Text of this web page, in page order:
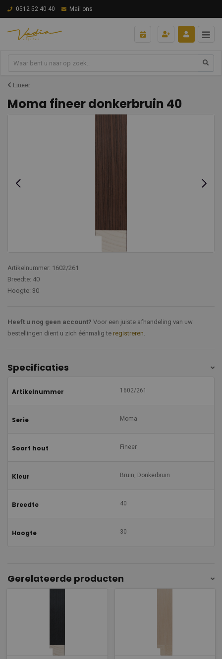
0512 52 40 40 Mail ons
Fineer
Moma fineer donkerbruin 40
Artikelnummer: 1602/261
Breedte: 40
Hoogte: 30
Heeft u nog geen account? Voor een juiste afhandeling van uw
bestellingen dient u zich éénmalig te registreren.
Specificaties
Artikelnummer 1602/261
Serie Moma
Soort hout Fineer
Kleur Bruin, Donkerbruin
Breedte 40
Hoogte 30
Gerelateerde producten